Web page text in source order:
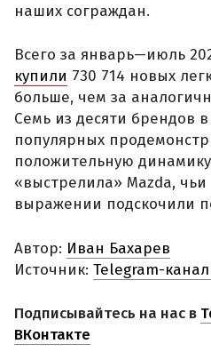
наших сограждан.
Всего за январь—июль
купили 730 714 новых
больше, чем за
Семь из десяти брендов
популярных
положительную
«выстрелила» Mazda,
выражении подскочили
Автор: Иван Бахарев
Источник: Telegram-
Подписывайтесь на нас в
ВКонтакте